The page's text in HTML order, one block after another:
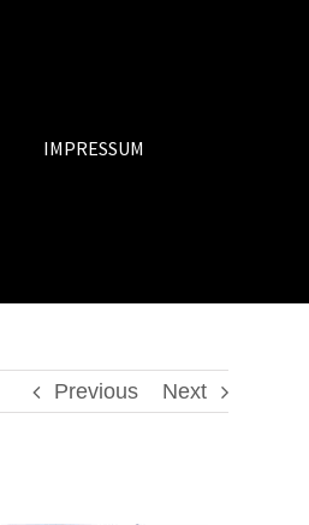
IMPRESSUM
Previous Next